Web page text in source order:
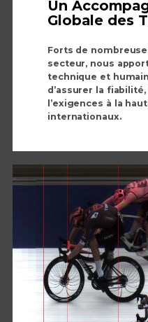
Un
Globale des
Forts de
secteur, nous
technique et
d’assurer la
l’exigences à la
internationaux.